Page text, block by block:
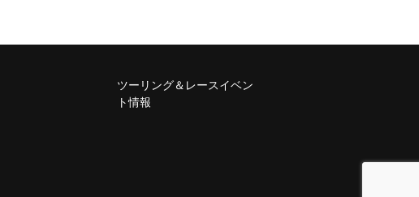
ツーリング＆レースイベン
ト情報